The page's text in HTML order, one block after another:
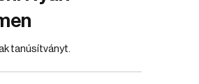
tanúsítványt.